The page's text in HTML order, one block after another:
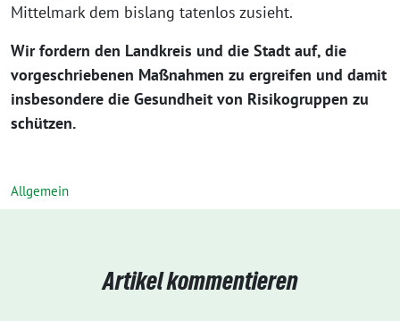
Mittelmark dem bislang tatenlos zusieht.
Wir fordern den Landkreis und die Stadt auf, die
vorgeschriebenen Maßnahmen zu ergreifen und damit
insbesondere die Gesundheit von Risikogruppen zu
schützen.
Allgemein
Artikel kommentieren